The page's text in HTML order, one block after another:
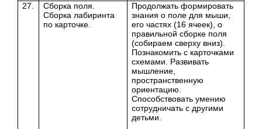
27.
Сборка поля.
Сборка лабиринта
по карточке.
Продолжать формировать
знания о поле для мыши,
его частях (16 ячеек), о
правильной сборке поля
(собираем сверху вниз).
Познакомить с карточками
схемами. Развивать
мышление,
пространственную
ориентацию.
Способствовать умению
сотрудничать с другими
детьми.